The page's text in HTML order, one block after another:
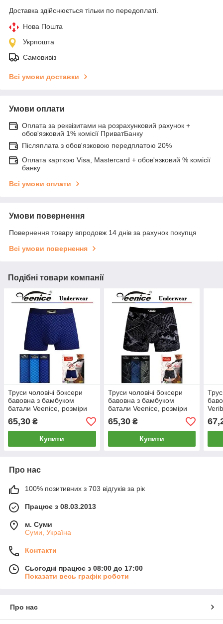
Доставка здійснюється тільки по передоплаті.
Нова Пошта
Укрпошта
Самовивіз
Всі умови доставки
Умови оплати
Оплата за реквізитами на розрахунковий рахунок +
обов'язковий 1% комісії ПриватБанку
Післяплата з обов'язковою передплатою 20%
Оплата карткою Visa, Mastercard + обов'язковий % комісії
банку
Всі умови оплати
Умови повернення
Повернення товару впродовж 14 днів за рахунок покупця
Всі умови повернення
Подібні товари компанії
Труси чоловічі боксери
бавовна з бамбуком
батали Veenice, розміри
5XL-7XL, асорті, 6304
65,30 ₴
Купити
Труси чоловічі боксери
бавовна з бамбуком
батали Veenice, розміри
5XL-7XL, асорті, 6365
65,30₴
Купити
Про нас
100% позитивних з 703 відгуків за рік
Працює з 08.03.2013
м. Суми
Суми, Україна
Контакти
Сьогодні працює з 08:00 до 17:00
Показати весь графік роботи
Про нас